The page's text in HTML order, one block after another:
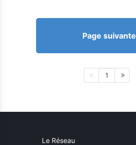
Page suivante
1
Le Réseau